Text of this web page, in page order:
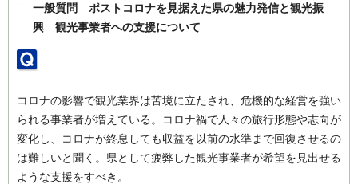
一般質問 ポストコロナを見据えた県の魅力発信と観光振
興 観光事業者への支援について
コロナの影響で観光業界は苦境に立たされ、危機的な経営を強い
られる事業者が増えている。コロナ禍で人々の旅行形態や志向が
変化し、コロナが終息しても収益を以前の水準まで回復させるの
は難しいと聞く。県として疲弊した観光事業者が希望を見出せる
ような支援をすべき。